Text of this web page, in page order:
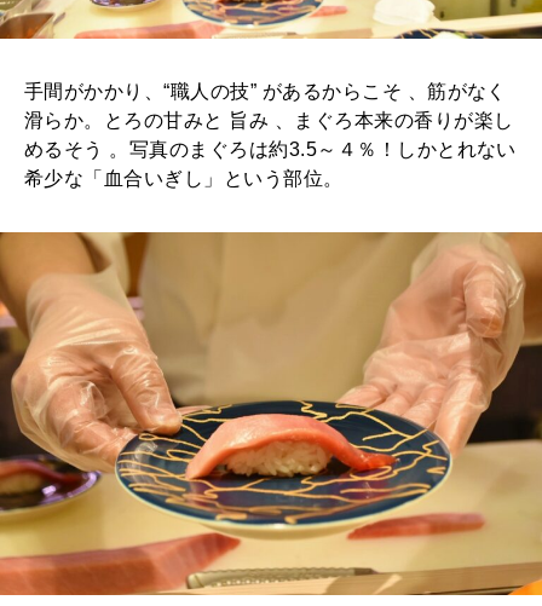
手間がかかり、“職人の技” があるからこそ 、筋がなく
滑らか。とろの甘みと 旨み 、まぐろ本来の香りが楽し
めるそう 。写真のまぐろは約3.5～４％！しかとれない
希少な「血合いぎし」という部位。